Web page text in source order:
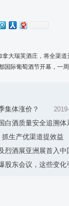
拿大瑞芙酒庄，将全渠
国际葡萄酒节开幕，一
集体涨价？
白酒质量安全追溯体
生产优渠道提效益
烈酒展亚洲展首入中
股东会议，这些变化